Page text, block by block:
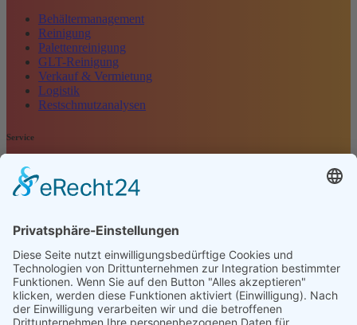
Behältermanagement
Reinigung
Palettenreinigung
GLT-Reinigung
Verkauf & Vermietung
Logistik
Restschmutzanalysen
Service
Navigation überspringen
Kontakt
Anfrage
Impressum
Datenschutz
AGB
Öffnungszeiten